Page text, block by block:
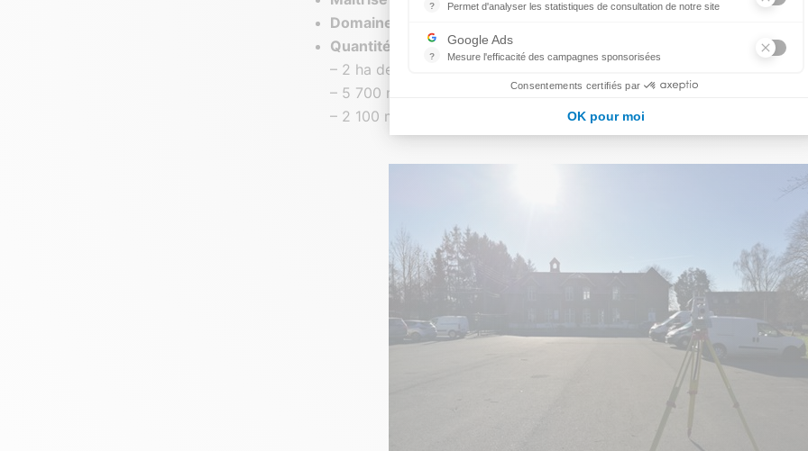
Domaines d’activité :
Quantité :
– 2 ha de relevé topographique
– 5 700 m² de plans d’intérieur
– 2 100 m² de plans de coupe
? Permet d'analyser les statistiques de consultation de notre site
?
Google Ads
Mesure l'efficacité des campagnes sponsorisées
Consentements certifiés par
OK pour moi